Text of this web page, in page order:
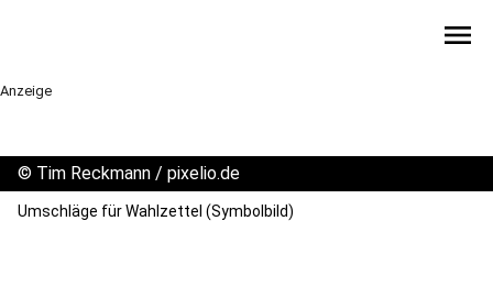
menu
Anzeige
© Tim Reckmann / pixelio.de
Umschläge für Wahlzettel (Symbolbild)